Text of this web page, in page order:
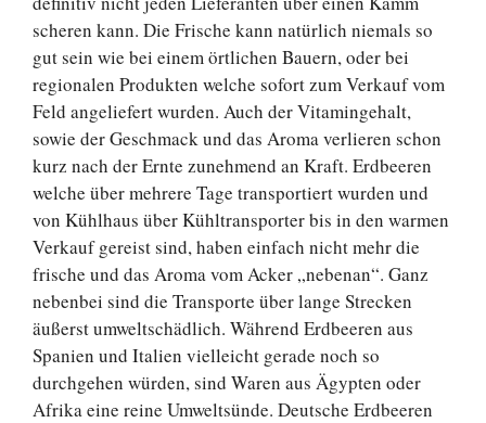
scheren kann. Die Frische kann natürlich niemals so
gut sein wie bei einem örtlichen Bauern, oder bei
regionalen Produkten welche sofort zum Verkauf vom
Feld angeliefert wurden. Auch der Vitamingehalt,
sowie der Geschmack und das Aroma verlieren schon
kurz nach der Ernte zunehmend an Kraft. Erdbeeren
welche über mehrere Tage transportiert wurden und
von Kühlhaus über Kühltransporter bis in den warmen
Verkauf gereist sind, haben einfach nicht mehr die
frische und das Aroma vom Acker „nebenan“. Ganz
nebenbei sind die Transporte über lange Strecken
äußerst umweltschädlich. Während Erdbeeren aus
Spanien und Italien vielleicht gerade noch so
durchgehen würden, sind Waren aus Ägypten oder
Afrika eine reine Umweltsünde. Deutsche Erdbeeren